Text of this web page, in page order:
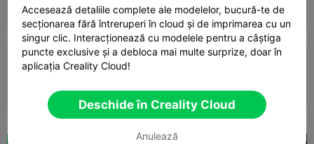
 05h 55m  1 plates  77.29g
0.2mm layer, 2 walls, 15% infill
Accesează detaliile complete ale modelelor, bucură-te de
secționarea fără întreruperi în cloud și de imprimarea cu un
singur clic. Interacționează cu modelele pentru a câștiga
puncte exclusive și a debloca mai multe surprize, doar în
aplicația Creality Cloud!
Deschide în Creality Cloud
Anulează